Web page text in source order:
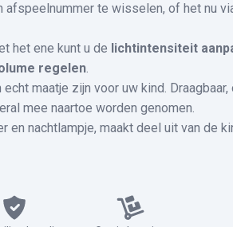
afspeelnummer te wisselen, of het nu
het ene kunt u de lichtintensiteit
regelen.
maatje zijn voor uw kind. Draagbaar,
mee naartoe worden genomen.
en nachtlampje, maakt deel uit van de